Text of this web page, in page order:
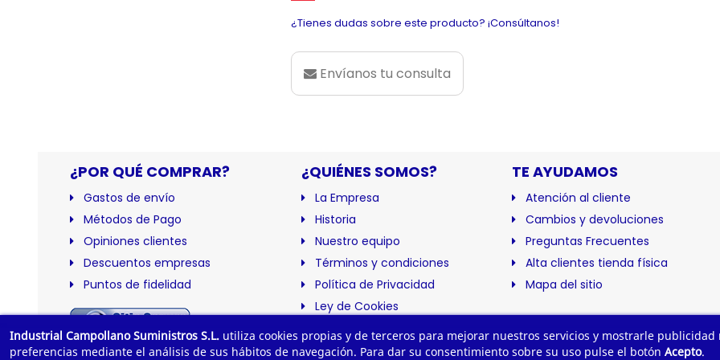
¿Tienes dudas sobre este producto? ¡Consúltanos!
Envíanos tu consulta
¿POR QUÉ COMPRAR?
Gastos de envío
Métodos de Pago
Opiniones clientes
Descuentos empresas
Puntos de fidelidad
¿QUIÉNES SOMOS?
La Empresa
Historia
Nuestro equipo
Términos y condiciones
Política de Privacidad
Ley de Cookies
Certificación
TE AYUDAMOS
Atención al cliente
Cambios y devoluciones
Preguntas Frecuentes
Alta clientes tienda física
Mapa del sitio
Industrial Campollano Suministros S.L. utiliza cookies propias y de terceros para mejorar nuestros servicios y mostrarle publicidad
preferencias mediante el análisis de sus hábitos de navegación. Para dar su consentimiento sobre su uso pulse el botón Acepto.